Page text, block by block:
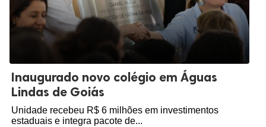
Inaugurado novo colégio em Águas
Lindas de Goiás
Unidade recebeu R$ 6 milhões em investimentos
estaduais e integra pacote de...